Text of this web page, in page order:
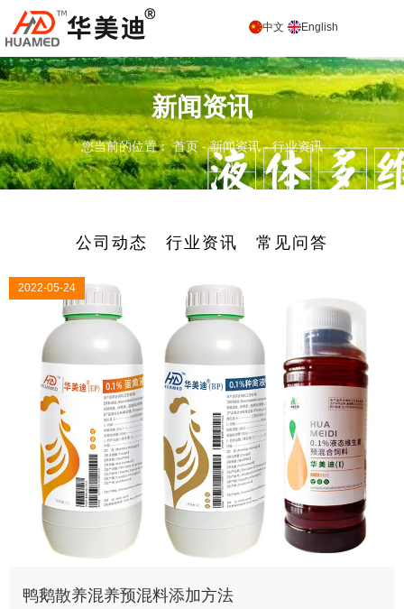
中文 English
新闻资讯
您当前的位置： 首页 -新闻资讯 -行业资讯
公司动态 行业资讯 常见问答
2022-05-24
鸭鹅散养混养预混料添加方法